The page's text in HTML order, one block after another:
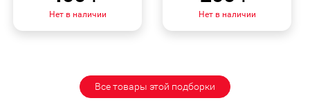
Нет в наличии Нет в наличии
Все товары этой подборки